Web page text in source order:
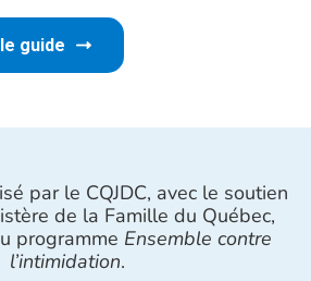
guide
par le CQJDC, avec le soutien
de la Famille du Québec,
programme Ensemble contre
l’intimidation.